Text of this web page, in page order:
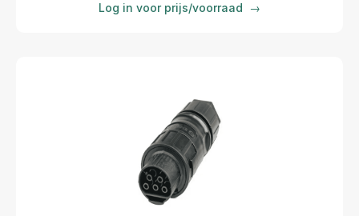
Log in voor prijs/voorraad →